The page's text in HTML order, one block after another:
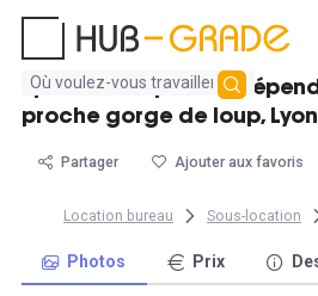
Aucun
résultat
trouvé
Spacieux espace
proche gorge de loup, Lyon
Partager Ajouter aux favoris
Location bureau Sous-location
Photos Prix